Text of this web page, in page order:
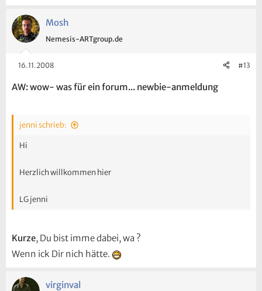
Mosh
Nemesis-ARTgroup.de
16.11.2008 #13
AW: wow- was für ein forum... newbie-anmeldung
jenni schrieb:
Hi
Herzlich willkommen hier
LG jenni
Kurze, Du bist imme dabei, wa ?
Wenn ick Dir nich hätte.
virginval